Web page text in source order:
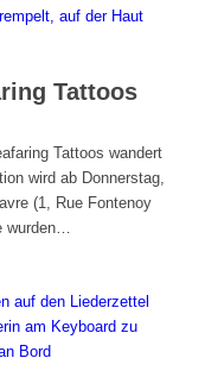
Tattoos
Tattoos wandert
wird ab Donnerstag,
(1, Rue Fontenoy
wurden…